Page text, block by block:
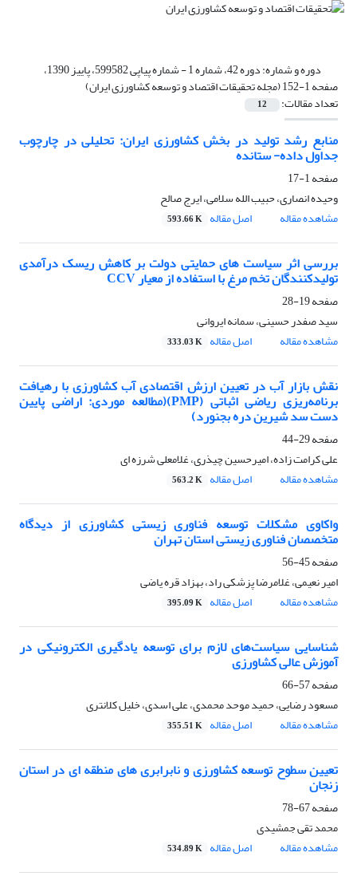
دوره و شماره: دوره 42، شماره 1 - شماره پیاپی 599582، پاییز 1390،
صفحه 1-152 (مجله تحقیقات اقتصاد و توسعه کشاورزی ایران)
تعداد مقالات: 12
منابع رشد تولید در بخش کشاورزی ایران: تحلیلی در چارچوب
جداول داده- ستانده
صفحه1-17
وحیده انصاری، حبیب الله سلامی، ایرج صالح
مشاهده مقاله
اصل مقاله 593.66 K
بررسی اثر سیاست های حمایتی دولت بر کاهش ریسک درآمدی
تولیدکنندگان تخم مرغ با استفاده از معیار CCV
صفحه19-28
سید صفدر حسینی، سمانه ایروانی
مشاهده مقاله
اصل مقاله 333.03 K
نقش بازار آب در تعیین ارزش اقتصادی آب کشاورزی با رهیافت
برنامه‌ریزی ریاضی اثباتی (PMP)(مطالعه موردی: اراضی پایین
دست سد شیرین دره بجنورد)
صفحه29-44
علی کرامت زاده، امیرحسین چیذری، غلامعلی شرزه ای
مشاهده مقاله
اصل مقاله 563.2 K
واکاوی مشکلات توسعه فناوری زیستی کشاورزی از دیدگاه
متخصصان فناوری زیستی استان تهران
صفحه45-56
امیر نعیمی، غلامرضا پزشکی راد، بهزاد قره یاضی
مشاهده مقاله
اصل مقاله 395.09 K
شناسایی سیاست‌های لازم برای توسعه یادگیری الکترونیکی در
آموزش عالی کشاورزی
صفحه57-66
مسعود رضایی، حمید موحد محمدی، علی اسدی، خلیل کلانتری
مشاهده مقاله
اصل مقاله 355.51 K
تعیین سطوح توسعه کشاورزی و نابرابری های منطقه ای در استان
زنجان
صفحه67-78
محمد تقی جمشیدی
مشاهده مقاله
اصل مقاله 534.89 K